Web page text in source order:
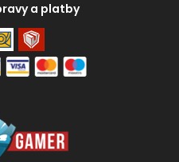
a platby